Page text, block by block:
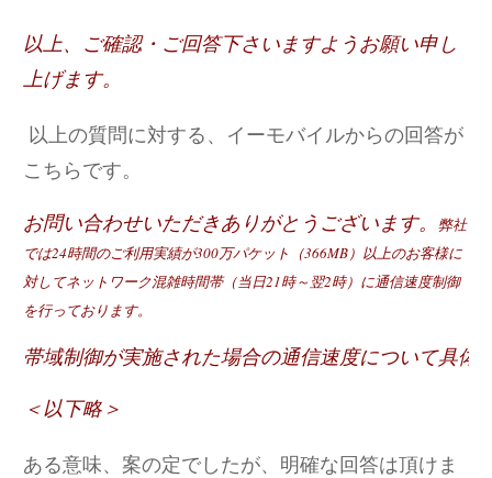
以上、ご確認・ご回答下さいますようお願い申し
上げます。
以上の質問に対する、イーモバイルからの回答が
こちらです。
お問い合わせいただきありがとうございます。 弊社
では24時間のご利用実績が300万パケット（366MB）以上のお客様に
対してネットワーク混雑時間帯（当日21時～翌2時）に通信速度制御
を行っております。
帯域制御が実施された場合の通信速度について具体
＜以下略＞
ある意味、案の定でしたが、明確な回答は頂けま